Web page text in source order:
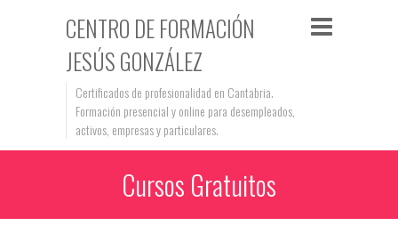
CENTRO DE FORMACIÓN
JESÚS GONZÁLEZ
Certificados de profesionalidad en Cantabria.
Formación presencial y online para desempleados,
activos, empresas y particulares.
Cursos Gratuitos